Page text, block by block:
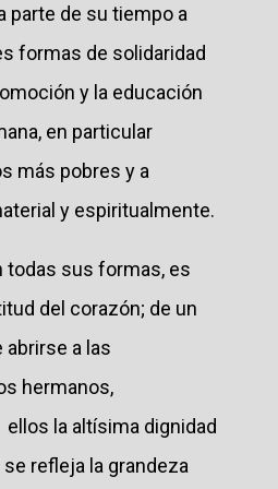
parte de su tiempo a
formas de solidaridad
y la educación
en particular
más pobres y a
y espiritualmente.
todas sus formas, es
del corazón; de un
abrirse a las
hermanos,
la altísima dignidad
refleja la grandeza